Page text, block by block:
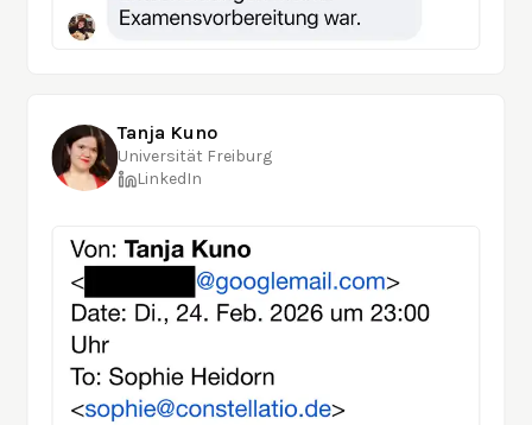
Tanja Kuno
Universität Freiburg
LinkedIn